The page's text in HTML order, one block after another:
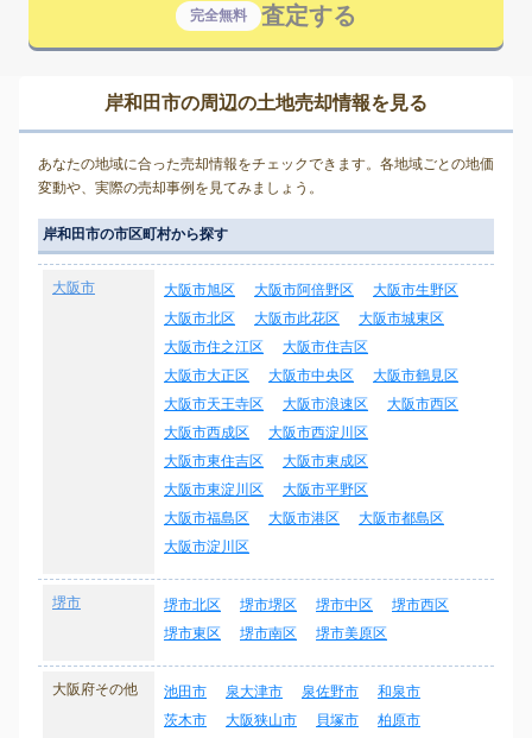
完全無料 査定する
岸和田市の周辺の土地売却情報を見る
あなたの地域に合った売却情報をチェックできます。各地域ごとの地価
変動や、実際の売却事例を見てみましょう。
岸和田市の市区町村から探す
大阪市 大阪市旭区 大阪市阿倍野区
大阪市生野区
大阪市北区
大阪市此花区
大阪市城東区
大阪市住之江区
大阪市住吉区
大阪市大正区
大阪市中央区
大阪市鶴見区
大阪市天王寺区
大阪市浪速区
大阪市西区
大阪市西成区
大阪市西淀川区
大阪市東住吉区
大阪市東成区
大阪市東淀川区
大阪市平野区
大阪市福島区
大阪市港区
大阪市都島区
大阪市淀川区
堺市 堺市北区 堺市堺区 堺市中区
堺市西区
堺市東区
堺市南区 堺市美原区
大阪府その他 池田市 泉大津市 泉佐野市
和泉市
茨木市
大阪狭山市 貝塚市
柏原市